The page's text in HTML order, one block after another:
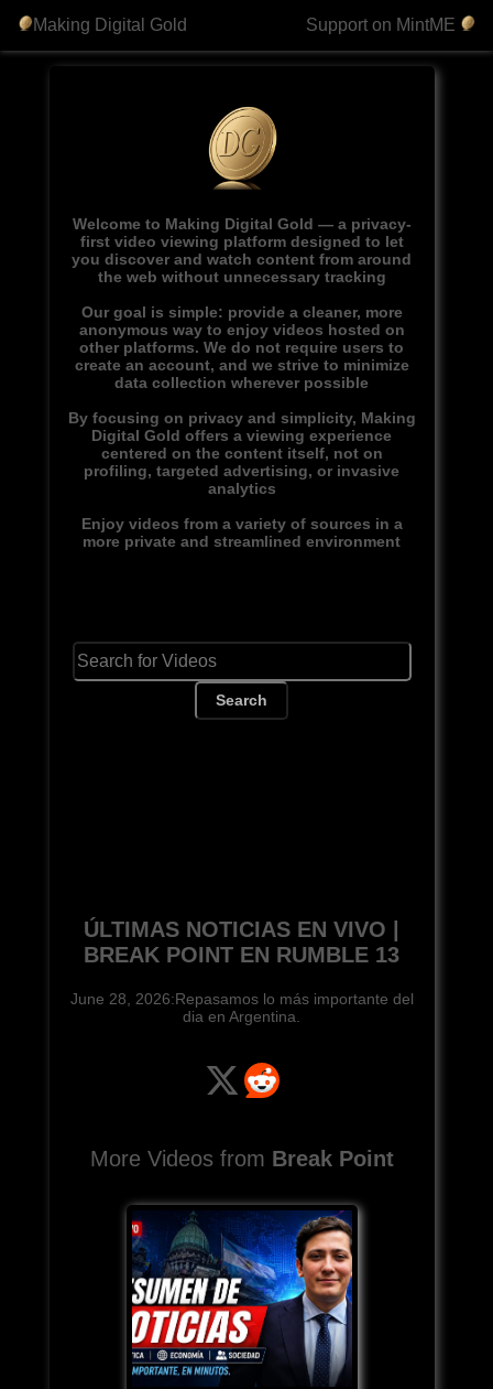
Making Digital Gold Support on MintME
Welcome to Making Digital Gold — a privacy-
first video viewing platform designed to let
you discover and watch content from around
the web without unnecessary tracking
Our goal is simple: provide a cleaner, more
anonymous way to enjoy videos hosted on
other platforms. We do not require users to
create an account, and we strive to minimize
data collection wherever possible
By focusing on privacy and simplicity, Making
Digital Gold offers a viewing experience
centered on the content itself, not on
profiling, targeted advertising, or invasive
analytics
Enjoy videos from a variety of sources in a
more private and streamlined environment
Search
ÚLTIMAS NOTICIAS EN VIVO |
BREAK POINT EN RUMBLE 13
June 28, 2026:Repasamos lo más importante del
dia en Argentina.
More Videos from Break Point